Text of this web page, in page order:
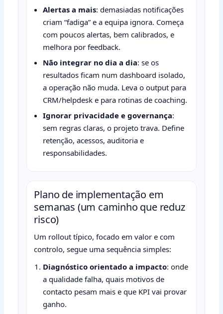
Alertas a mais: demasiadas notificações
criam “fadiga” e a equipa ignora. Começa
com poucos alertas, bem calibrados, e
melhora por feedback.
Não integrar no dia a dia: se os
resultados ficam num dashboard isolado,
a operação não muda. Leva o output para
CRM/helpdesk e para rotinas de coaching.
Ignorar privacidade e governança:
sem regras claras, o projeto trava. Define
retenção, acessos, auditoria e
responsabilidades.
Plano de implementação em
semanas (um caminho que reduz
risco)
Um rollout típico, focado em valor e com
controlo, segue uma sequência simples:
Diagnóstico orientado a impacto: onde
a qualidade falha, quais motivos de
contacto pesam mais e que KPI vai provar
ganho.